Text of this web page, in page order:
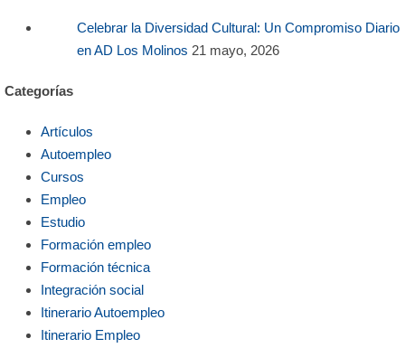
Celebrar la Diversidad Cultural: Un Compromiso Diario
en AD Los Molinos 21 mayo, 2026
Categorías
Artículos
Autoempleo
Cursos
Empleo
Estudio
Formación empleo
Formación técnica
Integración social
Itinerario Autoempleo
Itinerario Empleo